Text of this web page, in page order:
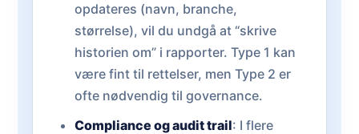
opdateres (navn, branche,
størrelse), vil du undgå at “skrive
historien om” i rapporter. Type 1 kan
være fint til rettelser, men Type 2 er
ofte nødvendig til governance.
Compliance og audit trail: I flere